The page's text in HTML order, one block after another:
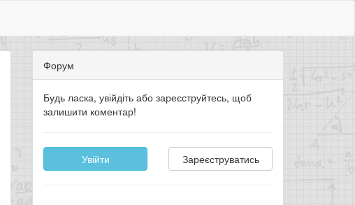
Форум
Будь ласка, увійдіть або зареєструйтесь, щоб
залишити коментар!
Увійти Зареєструватись